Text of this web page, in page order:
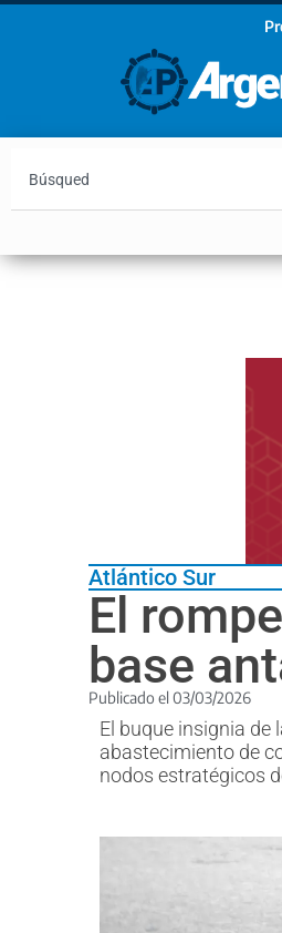
Atlántico Sur
El
base
Publicado el 03/03/2026
El buque insignia
abastecimiento de
nodos estratégicos
¡Sumate a
Email
Estoy de acuerdo con